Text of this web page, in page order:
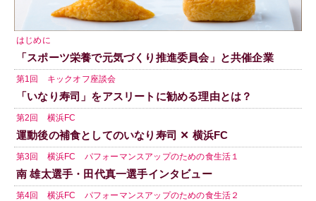
はじめに
「スポーツ栄養で元気づくり推進委員会」と共催企業
第1回 キックオフ座談会
「いなり寿司」をアスリートに勧める理由とは？
第2回 横浜FC
運動後の補食としてのいなり寿司 ✕ 横浜FC
第3回 横浜FC パフォーマンスアップのための食生活１
南 雄太選手・田代真一選手インタビュー
第4回 横浜FC パフォーマンスアップのための食生活２